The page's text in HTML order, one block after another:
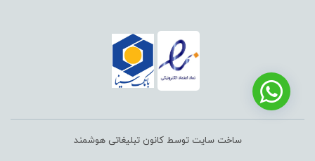
ساخت سایت توسط کانون تبلیغاتی هوشمند